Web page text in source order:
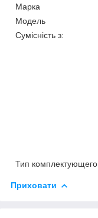
Марка
Модель
Сумісність з:
Тип комплектующего
Приховати